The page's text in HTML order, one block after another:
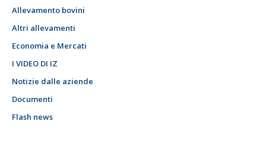
Allevamento bovini
Altri allevamenti
Economia e Mercati
I VIDEO DI IZ
Notizie dalle aziende
Documenti
Flash news